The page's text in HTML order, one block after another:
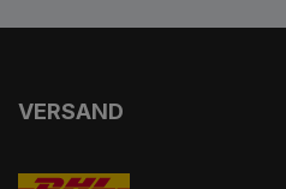
VERSAND